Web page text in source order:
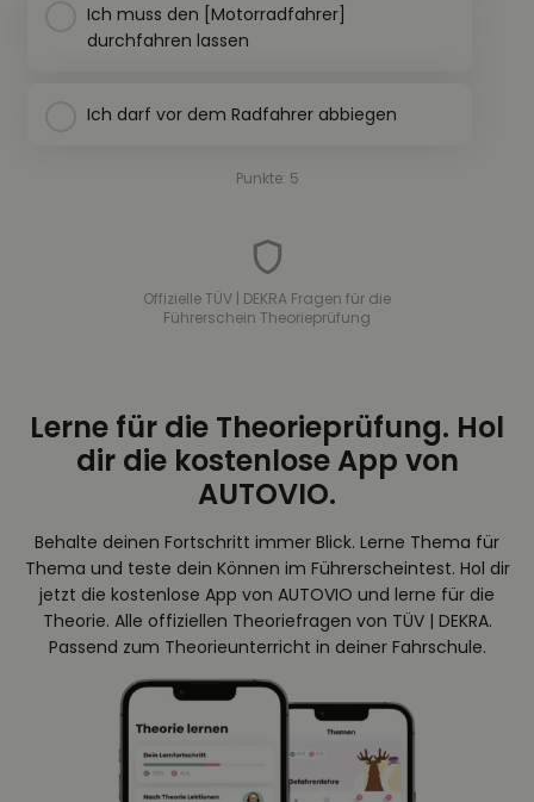
Ich muss den [Motorradfahrer]
durchfahren lassen
Ich darf vor dem Radfahrer abbiegen
Punkte: 5
Offizielle TÜV | DEKRA Fragen für die
Führerschein Theorieprüfung
Lerne für die Theorieprüfung. Hol
dir die kostenlose App von
AUTOVIO.
Behalte deinen Fortschritt immer Blick. Lerne Thema für
Thema und teste dein Können im Führerscheintest. Hol dir
jetzt die kostenlose App von AUTOVIO und lerne für die
Theorie. Alle offiziellen Theoriefragen von TÜV | DEKRA.
Passend zum Theorieunterricht in deiner Fahrschule.